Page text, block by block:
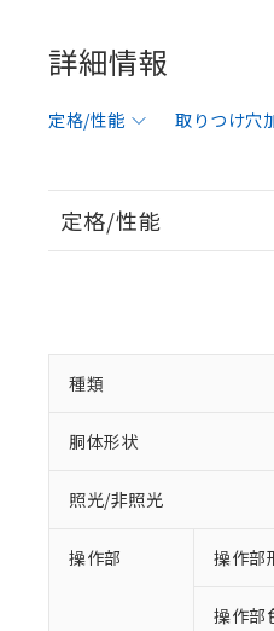
詳細情報
定格/性能 取りつけ穴
定格/性能
種類
胴体形状
照光/非照光
操作部 操作部
操作部